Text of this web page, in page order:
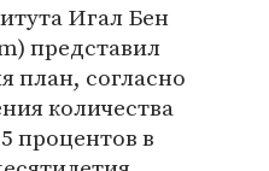
Игал Бен
представил
план, согласно
количества
процентов в